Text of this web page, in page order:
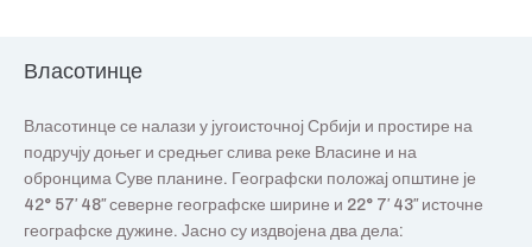
Власотинце
Власотинце се налази у југоисточној Србији и простире на
подручју доњег и средњег слива реке Власине и на
обронцима Суве планине. Географски положај општине је
42° 57′ 48″ северне географске ширине и 22° 7′ 43″ источне
географске дужине. Јасно су издвојена два дела: